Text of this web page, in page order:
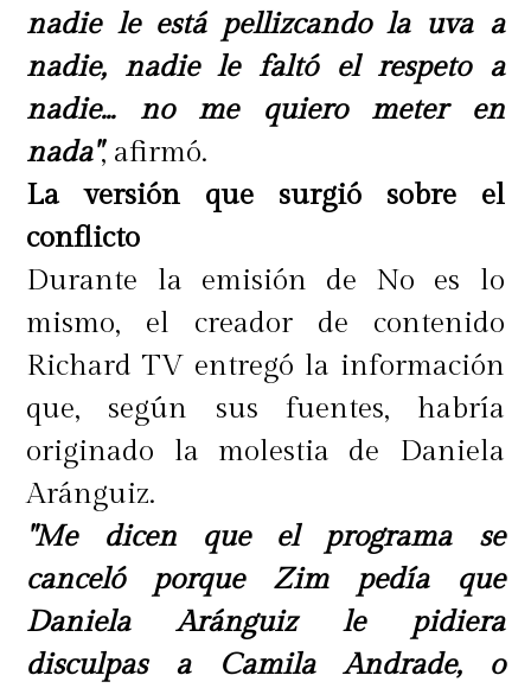
nadie le está pellizcando la uva a
nadie, nadie le faltó el respeto a
nadie... no me quiero meter en
nada", afirmó.
La versión que surgió sobre el
conflicto
Durante la emisión de No es lo
mismo, el creador de contenido
Richard TV entregó la información
que, según sus fuentes, habría
originado la molestia de Daniela
Aránguiz.
"Me dicen que el programa se
canceló porque Zim pedía que
Daniela Aránguiz le pidiera
disculpas a Camila Andrade, o